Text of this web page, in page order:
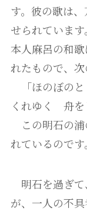
す。彼の歌は
せられていま
本人麻呂の和
れたもので、次
「ほのぼの
くれゆく 舟を
この明石の浦
れているのです。
明石を過ぎて
が、一人の不